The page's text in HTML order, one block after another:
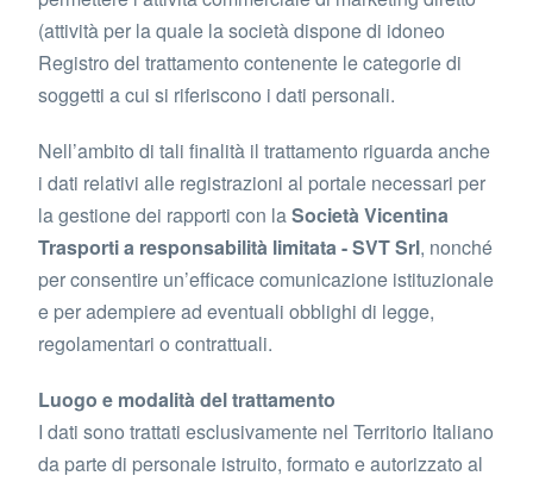
(attività per la quale la società dispone di idoneo
Registro del trattamento contenente le categorie di
soggetti a cui si riferiscono i dati personali.
Nell’ambito di tali finalità il trattamento riguarda anche
i dati relativi alle registrazioni al portale necessari per
la gestione dei rapporti con laSocietà Vicentina
Trasporti a responsabilità limitata - SVT Srl, nonché
per consentire un’efficace comunicazione istituzionale
e per adempiere ad eventuali obblighi di legge,
regolamentari o contrattuali.
Luogo e modalità del trattamento
I dati sono trattati esclusivamente nel Territorio Italiano
da parte di personale istruito, formato e autorizzato al